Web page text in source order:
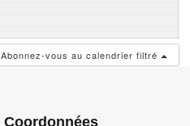
Abonnez-vous au calendrier filtré
Coordonnées